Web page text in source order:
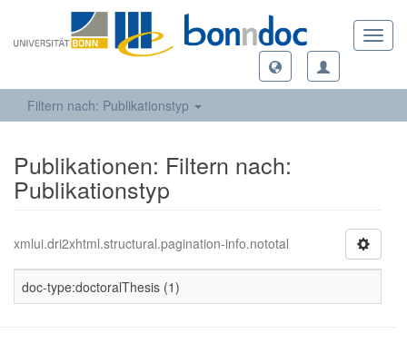
Filtern nach: Publikationstyp
Publikationen: Filtern nach:
Publikationstyp
xmlui.dri2xhtml.structural.pagination-info.nototal
doc-type:doctoralThesis (1)